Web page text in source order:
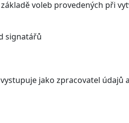
voleb provedených při
signatářů
jako zpracovatel